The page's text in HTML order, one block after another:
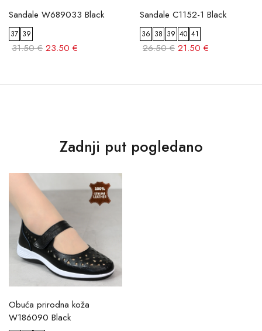
Sandale W689033 Black
37 39
31.50 € 23.50 €
Sandale C1152-1 Black
36 38 39 40 41
26.50 € 21.50 €
Zadnji put pogledano
Obuća prirodna koža
W186090 Black